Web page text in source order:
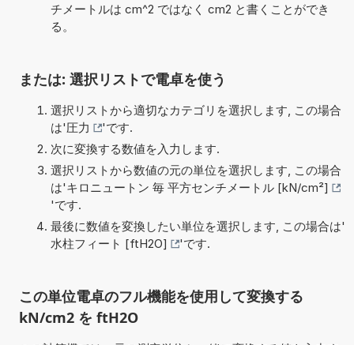
チメートルは cm^2 ではなく cm2 と書くことができ
る。
または: 選択リストで電卓を使う
選択リストから適切なカテゴリを選択します, この場合
は'圧力
'です.
次に変換する数値を入力します.
選択リストから数値の元の単位を選択します, この場合
は'キロニュートン 毎 平方センチメートル [kN/cm²]
'です.
最後に数値を変換したい単位を選択します, この場合は'
水柱フィート [ftH2O]
'です.
この単位電卓のフル機能を使用して変換する
kN/cm2 を ftH2O